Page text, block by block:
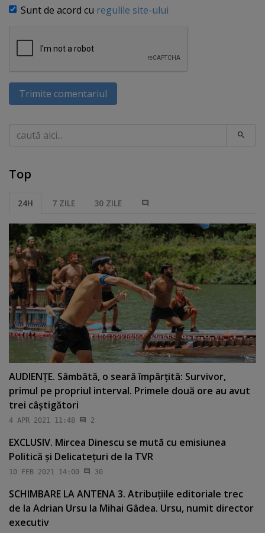
Sunt de acord cu regulile site-ului
Trimite comentariul
Caută
Top
24H 7 ZILE 30 ZILE
AUDIENŢE. Sâmbătă, o seară împărţită: Survivor,
primul pe propriul interval. Primele două ore au avut
trei câştigători
4 APR 2021 11:48 2
EXCLUSIV. Mircea Dinescu se mută cu emisiunea
Politică şi Delicateţuri de la TVR
10 FEB 2021 14:00 30
SCHIMBARE LA ANTENA 3. Atribuţiile editoriale trec
de la Adrian Ursu la Mihai Gâdea. Ursu, numit director
executiv